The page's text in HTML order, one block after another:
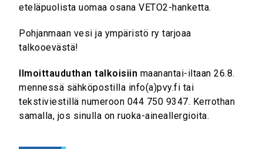
eteläpuolista uomaa osana VETO2-hanketta.
Pohjanmaan vesi ja ympäristö ry tarjoaa
talkooevästä!
Ilmoittauduthan talkoisiin maanantai-iltaan 26.8.
mennessä sähköpostilla info(a)pvy.fi tai
tekstiviestillä numeroon 044 750 9347. Kerrothan
samalla, jos sinulla on ruoka-aineallergioita.